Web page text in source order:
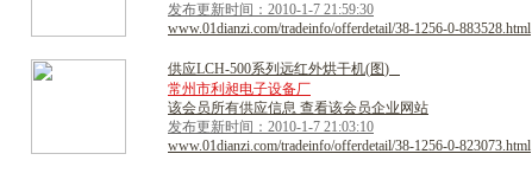
发布更新时间：2010-1-7 21:59:30
www.01dianzi.com/tradeinfo/offerdetail/38-1256-0-883528.html
供应LCH-500系列 远红外烘干机(图)
常州市利昶电子设备厂
该会员所有供应信息 查看该会员企业网站
发布更新时间：2010-1-7 21:03:10
www.01dianzi.com/tradeinfo/offerdetail/38-1256-0-823073.html